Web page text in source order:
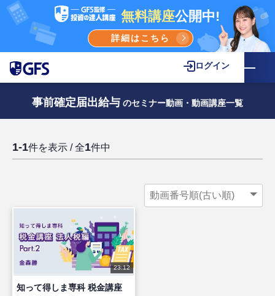
無料講座公開中!
詳細はこちら
ログイン
事前確定届出給与 のセミナー動画・動画講座一覧
1-1件を表示 / 全1件中
23:12
知って得しま専科 税金講座